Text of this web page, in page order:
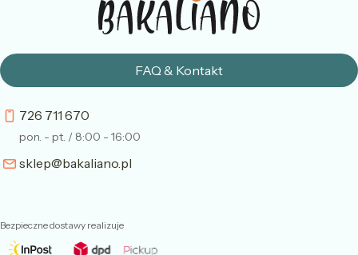
FAQ & Kontakt
726 711 670
pon. - pt. / 8:00 - 16:00
sklep@bakaliano.pl
Bezpieczne dostawy realizuje